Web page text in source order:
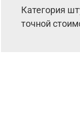
Категория
точной